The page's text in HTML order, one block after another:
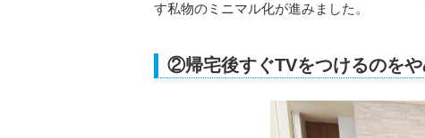
す私物のミニマル化が進みました。
②帰宅後すぐTVをつけるのをや